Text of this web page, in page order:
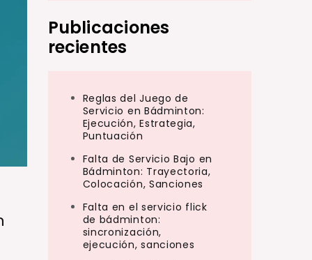
Publicaciones
recientes
Reglas del Juego de
Servicio en Bádminton:
Ejecución, Estrategia,
Puntuación
Falta de Servicio Bajo en
Bádminton: Trayectoria,
Colocación, Sanciones
Falta en el servicio flick
de bádminton:
sincronización,
ejecución, sanciones